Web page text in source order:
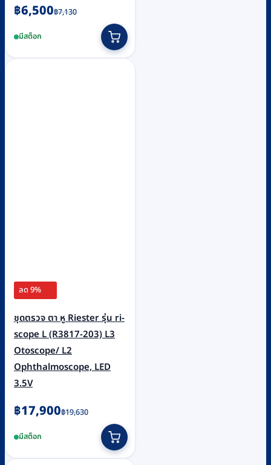
฿7,130
Original
was:
฿7,130.
฿6,500
Current
is:
฿6,500.
มีสต็อก
ลด 9%
ชุดตรวจ ตา หู Riester รุ่น ri-
scope L (R3817-203) L3
Otoscope/ L2
Ophthalmoscope, LED
3.5V
฿19,630
Original
was:
฿19,630.
฿17,900
Current
is:
฿17,900.
มีสต็อก